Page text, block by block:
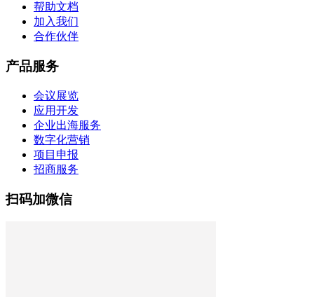
帮助文档
加入我们
合作伙伴
产品服务
会议展览
应用开发
企业出海服务
数字化营销
项目申报
招商服务
扫码加微信